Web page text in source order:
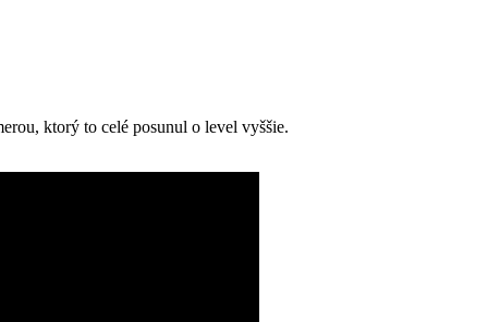
ktorý to celé posunul o level vyššie.